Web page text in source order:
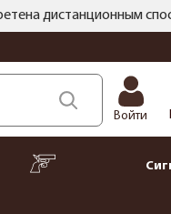
дистанционным
Войти